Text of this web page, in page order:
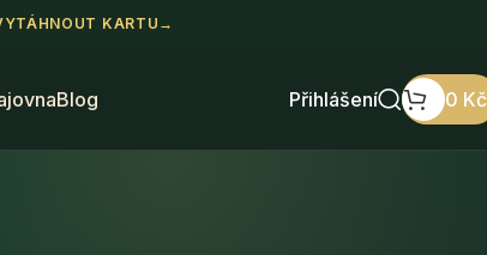
KARTU→
Blog Přihlášení 0 Kč